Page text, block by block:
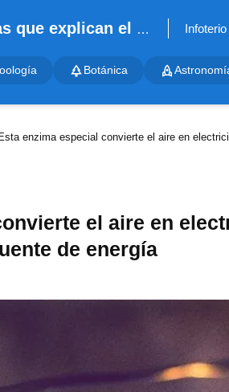
Infoterio - Noticias científicas que explican el mundo
Botánica
Esta enzima especial convierte el aire en electricidad: nueva y
el aire en
de energía